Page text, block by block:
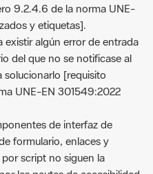
9.2.4.6 de la norma UNE-
y etiquetas].
existir algún error de entrada
del que no se notificase al
solucionarlo [requisito
UNE-EN 301549:2022
de interfaz de
formulario, enlaces y
script no siguen la